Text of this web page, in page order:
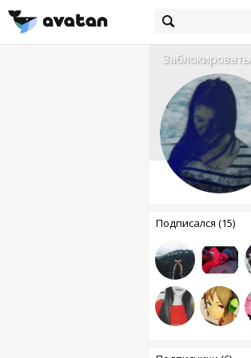
Заблокировать
Подписался (15)